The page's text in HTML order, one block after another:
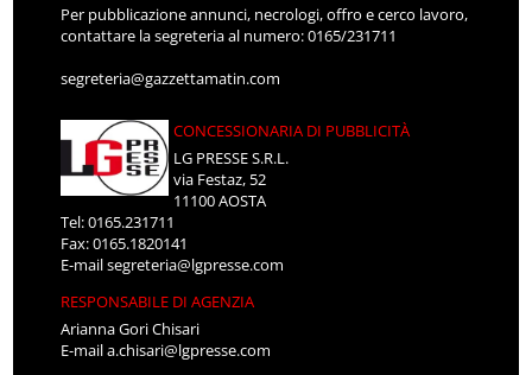
Per pubblicazione annunci, necrologi, offro e cerco lavoro,
contattare la segreteria al numero: 0165/231711
segreteria@gazzettamatin.com
CONCESSIONARIA DI PUBBLICITÀ
LG PRESSE S.R.L.
via Festaz, 52
11100 AOSTA
Tel: 0165.231711
Fax: 0165.1820141
E-mailsegreteria@lgpresse.com
RESPONSABILE DI AGENZIA
Arianna Gori Chisari
E-maila.chisari@lgpresse.com